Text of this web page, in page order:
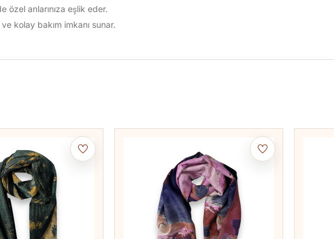
özel anlarınıza eşlik eder.
kolay bakım imkanı sunar.